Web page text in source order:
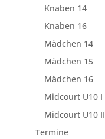
Knaben 14
Knaben 16
Mädchen 14
Mädchen 15
Mädchen 16
Midcourt U10 I
Midcourt U10 II
Termine